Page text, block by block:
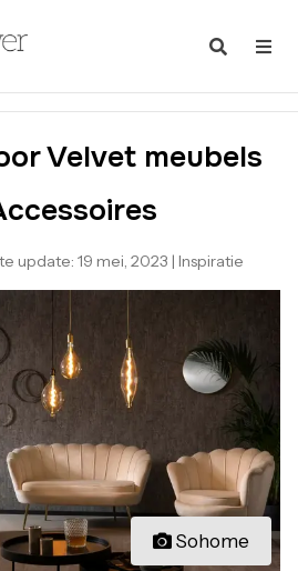
Velvet meubels
update: 19 mei, 2023 | Inspiratie
Sohome